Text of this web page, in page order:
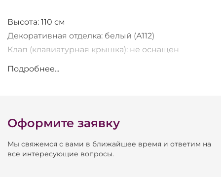
Высота: 110 см
Декоративная отделка: белый (А112)
Клап (клавиатурная крышка): не оснащен
доводчиком
Молоточки: клен
Вирбельбанк:многослойная доска
Вирбели: немецкая никелированная сталь
Гаммербанк: алюминиевый сплав
Подробнее...
Оформите заявку
Мы свяжемся с вами в ближайшее время и ответим на
все интересующие вопросы.